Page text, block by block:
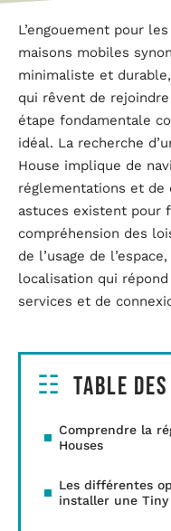
L’engouement pour
maisons mobiles
minimaliste et
qui rêvent de
étape fondamentale
idéal. La recherche
House implique de
réglementations et de
astuces existent pour
compréhension des
de l’usage de
localisation qui
services et de
Table
Comprendre la
Houses
Les différentes
installer une Tiny